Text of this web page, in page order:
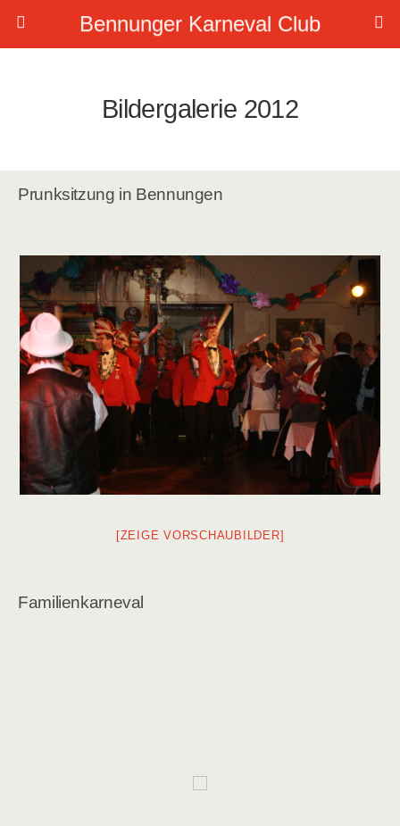
Bennunger Karneval Club
Bildergalerie 2012
Prunksitzung in Bennungen
[ZEIGE VORSCHAUBILDER]
Familienkarneval